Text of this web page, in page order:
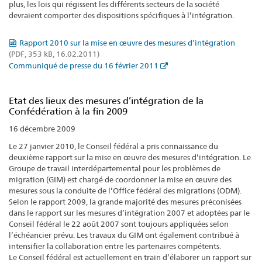
plus, les lois qui régissent les différents secteurs de la société
devraient comporter des dispositions spécifiques à l’intégration.
Rapport 2010 sur la mise en œuvre des mesures d’intégration
(PDF, 353 kB, 16.02.2011)
Communiqué de presse du 16 février 2011
Etat des lieux des mesures d’intégration de la
Confédération à la fin 2009
16 décembre 2009
Le 27 janvier 2010, le Conseil fédéral a pris connaissance du
deuxième rapport sur la mise en œuvre des mesures d’intégration. Le
Groupe de travail interdépartemental pour les problèmes de
migration (GIM) est chargé de coordonner la mise en œuvre des
mesures sous la conduite de l’Office fédéral des migrations (ODM).
Selon le rapport 2009, la grande majorité des mesures préconisées
dans le rapport sur les mesures d’intégration 2007 et adoptées par le
Conseil fédéral le 22 août 2007 sont toujours appliquées selon
l’échéancier prévu. Les travaux du GIM ont également contribué à
intensifier la collaboration entre les partenaires compétents.
Le Conseil fédéral est actuellement en train d’élaborer un rapport sur